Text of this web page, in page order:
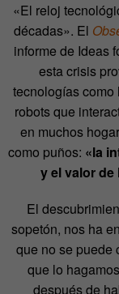
«El reloj
décadas». El
informe de Ideas
esta crisis
tecnologías
robots que
en muchos
como puños: «la
y el valor de
El
sopetón, nos ha
que no se puede
que lo
después de